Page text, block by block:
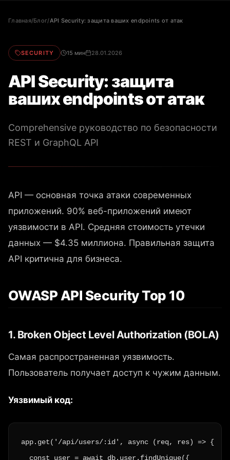
Главная/Блог/API Security: защита ваших endpoints от атак
SECURITY 15 мин 28.01.2026
API Security: защита
ваших endpoints от атак
Comprehensive руководство по безопасности
REST и GraphQL API
API — основная точка атаки современных
приложений. 90% веб-приложений имеют
уязвимости в API. Средняя стоимость утечки
данных — $4.35 миллиона. Правильная защита
API критична для бизнеса.
OWASP API Security Top 10
1. Broken Object Level Authorization (BOLA)
Самая распространенная уязвимость.
Пользователь получает доступ к чужим данным.
Уязвимый код:
app.get('/api/users/:id', async (req, res) => {
  const user = await db.user.findUnique({